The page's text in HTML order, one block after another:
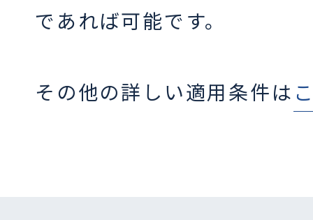
であれば可能です。
その他の詳しい適用条件は